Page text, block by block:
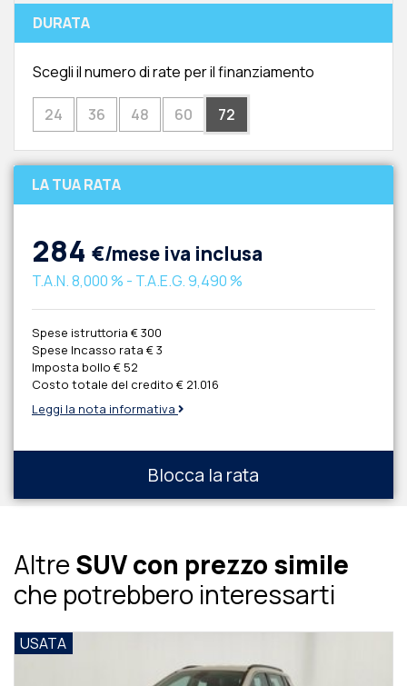
DURATA
Scegli il numero di rate per il finanziamento
24 36 48 60 72
LA TUA RATA
284 €/mese iva inclusa
T.A.N.8,000 % - T.A.E.G.9,490 %
Spese istruttoria € 300
Spese Incasso rata € 3
Imposta bollo € 52
Costo totale del credito € 21.016
Leggi la nota informativa
Blocca la rata
AltreSUV con prezzo simile
che potrebbero interessarti
USATA